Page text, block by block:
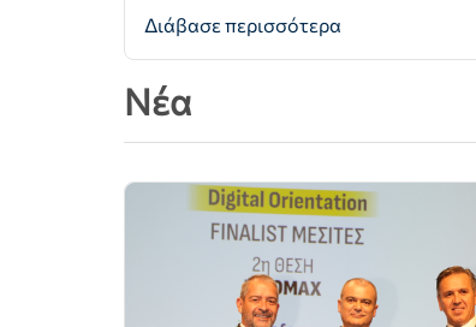
Διάβασε περισσότερα
Νέα